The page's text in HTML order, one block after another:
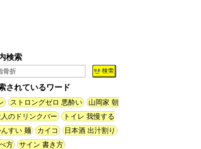
検索
されているワード
ストロングゼロ 悪酔い
山岡家 朝
人のドリンクバー
トイレ 我慢する
すい 麺 カイコ
日本酒 出汁割り
方
サイン 書き方